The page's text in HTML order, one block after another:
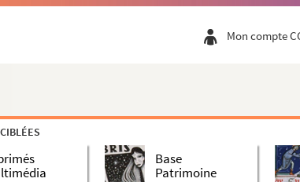
Mon compte
Base
Patrimoine